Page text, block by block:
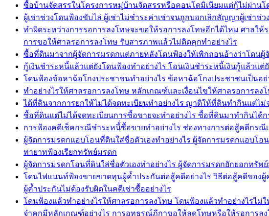
ซื้อบ้านจัดสรรในโครงการหมู่บ้านจัดสรรหรือคอนโดมิเนียมแต่กู้ไม่ผ่านโด
ผู้เช่าช่วงโดนฟ้องขับไล่ ผู้เช่าไม่ชำระค่าเช่าจนถูกบอกเลิกสัญญาผู้เช่าช่
ทำผิดระหว่างการรอการลงโทษจะขอให้รอการลงโทษอีกได้ไหม ศาลใ
การขอให้ศาลรอการลงโทษ รับสารภาพแล้วไม่ติดคุกทำอย่างไร
ซื้อที่ดินมาจากผู้จัดการมรดกแต่ภายหลังโดนฟ้องให้เพิกถอนอ้างว่าโดน
กู้เงินชำระหนี้แล้วแต่ยังโดนฟ้องทำอย่างไร โอนเงินชำระหนี้เงินกู้แล้วแ
โดนฟ้องข้อหาฉ้อโกงประชาชนทำอย่างไร ข้อหาฉ้อโกงประชาชนเป็น
ทำอย่างไรให้ศาลรอการลงโทษ หลักเกณฑ์และเงื่อนไขให้ศาลรอการล
ได้ที่ดินจากการยกให้ไม่ได้จดทะเบียนทำอย่างไร ญาติให้ที่ดินทำกินแต่ไ
ซื้อที่ดินแต่ไม่ได้จดทะเบียนการซื้อขายจะทำอย่างไร ซื้อที่ดินมาทำกิน
การฟ้องคดีเช็คกรณีชำระหนี้่ซื้อขายทำอย่างไร ช่องทางการต่อสู้คดีกรณี
ผู้จัดการมรดกแอบโอนที่ดินใส่ชื่อตัวเองทำอย่างไร ผู้จัดการมรดกแอบโ
ทายาทฟ้องเรียกทรัพย์มรดก
ผู้จัดการมรดกโอนที่ดินใส่ชื่อตัวเองทำอย่างไร ผู้จัดการมรดกยักยอกทรั
โดนไฟแนนท์ฟ้องขายขาดทุนผู้ค้ำประกันต่อสู้คดีอย่างไร วิธีต่อสู้คดีของ
ผู้ค้ำประกันไม่ต้องรับผิดในคดีเช่าซื้ออย่างไร
โดนฟ้องแล้วทำอย่างไรให้ศาลรอการลงโทษ โดนฟ้องแล้วทำอย่างไรไ
จำคุกมีหลักเกณฑ์อย่างไร การอุทธรณ์ฏีกาขอให้ลดโทษหรือให้รอการลง